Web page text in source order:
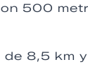
500
de 8,5 km